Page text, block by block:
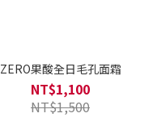
ZERO果酸全日毛孔面霜
NT$1,100
NT$1,500